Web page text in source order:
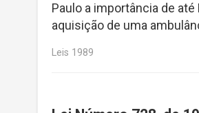
Paulo a importância de
aquisição de uma
Leis 1989